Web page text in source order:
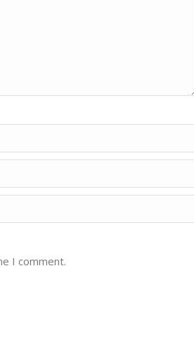
I comment.